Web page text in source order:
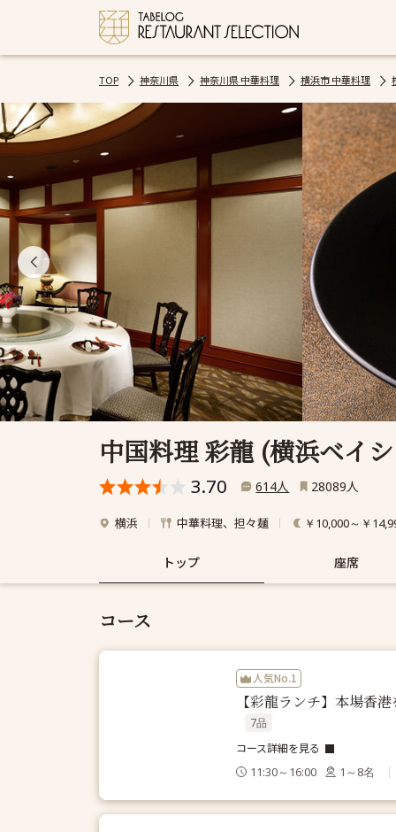
TOP 神奈川県 神奈川県 中華料理 横浜市 中華料理
中国料理 彩龍 (横浜ベイ
3.70 614人 28089人
横浜 中華料理、担々麺 ￥10,000～￥
トップ 座席
コース
人気No.1
【彩龍ランチ】本場香
7品
コース詳細を見る
11:30～16:00 1～8名